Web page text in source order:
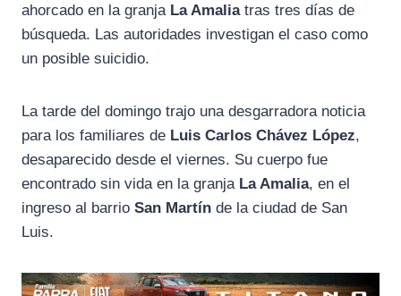
e
b
e
g
t
s
ahorcado en la granja La Amaliatras tres días de
búsqueda. Las autoridades investigan el caso como
un posible suicidio.
La tarde del domingo trajo una desgarradora noticia
para los familiares de Luis Carlos Chávez López,
desaparecido desde el viernes. Su cuerpo fue
encontrado sin vida en la granja La Amalia, en el
ingreso al barrio San Martín de la ciudad de San
Luis.